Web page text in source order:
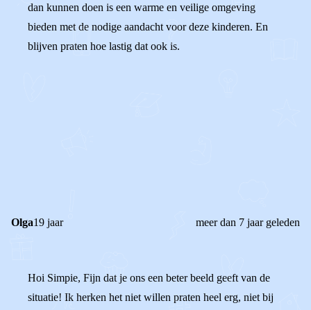
dan kunnen doen is een warme en veilige omgeving
bieden met de nodige aandacht voor deze kinderen. En
blijven praten hoe lastig dat ook is.
Olga19 jaar meer dan 7 jaar geleden
Hoi Simpie, Fijn dat je ons een beter beeld geeft van de
situatie! Ik herken het niet willen praten heel erg, niet bij